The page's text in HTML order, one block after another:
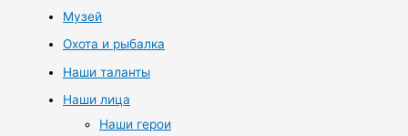
Музей
Охота и рыбалка
Наши таланты
Наши лица
Наши герои